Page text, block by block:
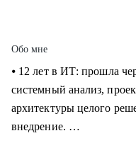
Обо мне
⦁ 12 лет в ИТ: прошла
системный анализ,
архитектуры целого
внедрение.